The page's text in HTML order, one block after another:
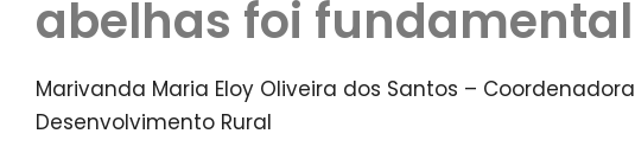
abelhas foi
Marivanda Maria Eloy Oliveira dos Santos –
Desenvolvimento Rural